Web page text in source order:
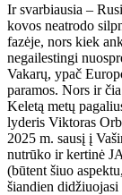
Ir svarbiausia –
kovos neatrodo
fazėje, nors kiek
negailestingi
Vakarų, ypač
paramos. Nors ir
Keletą metų
lyderis Viktoras
2025 m. sausį į
nutrūko ir kertinė
(būtent šiuo
šiandien